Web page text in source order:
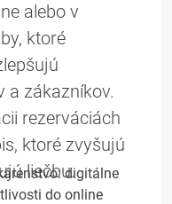
alebo v
ktoré
a zákazníkov.
rezerváciách
ktoré zvyšujú
liečbu.digitálne
do online